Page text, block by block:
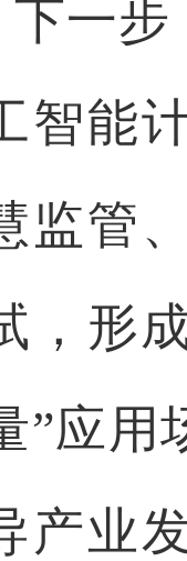
下一步
智能
监管
，形
”应用
产业